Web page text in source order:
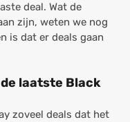
deal. Wat de
zijn, weten we nog
is dat er deals gaan
laatste Black
zoveel deals dat het